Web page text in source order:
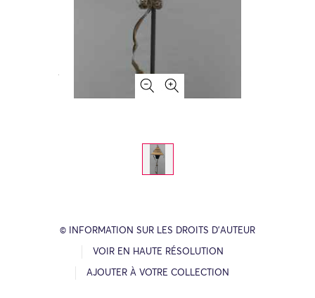
© INFORMATION SUR LES DROITS D’AUTEUR
VOIR EN HAUTE RÉSOLUTION
AJOUTER À VOTRE COLLECTION